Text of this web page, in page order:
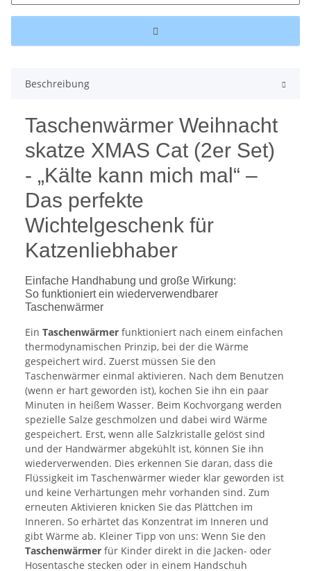
Beschreibung
Taschenwärmer Weihnacht
skatze XMAS Cat (2er Set)
- „Kälte kann mich mal“ –
Das perfekte
Wichtelgeschenk für
Katzenliebhaber
Einfache Handhabung und große Wirkung:
So funktioniert ein wiederverwendbarer
Taschenwärmer
Ein Taschenwärmer funktioniert nach einem einfachen
thermodynamischen Prinzip, bei der die Wärme
gespeichert wird. Zuerst müssen Sie den
Taschenwärmer einmal aktivieren. Nach dem Benutzen
(wenn er hart geworden ist), kochen Sie ihn ein paar
Minuten in heißem Wasser. Beim Kochvorgang werden
spezielle Salze geschmolzen und dabei wird Wärme
gespeichert. Erst, wenn alle Salzkristalle gelöst sind
und der Handwärmer abgekühlt ist, können Sie ihn
wiederverwenden. Dies erkennen Sie daran, dass die
Flüssigkeit im Taschenwärmer wieder klar geworden ist
und keine Verhärtungen mehr vorhanden sind. Zum
erneuten Aktivieren knicken Sie das Plättchen im
Inneren. So erhärtet das Konzentrat im Inneren und
gibt Wärme ab. Kleiner Tipp von uns: Wenn Sie den
Taschenwärmer für Kinder direkt in die Jacken- oder
Hosentasche stecken oder in einem Handschuh